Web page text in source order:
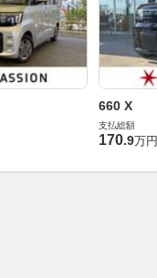
660 X
支払総額
170.9万円